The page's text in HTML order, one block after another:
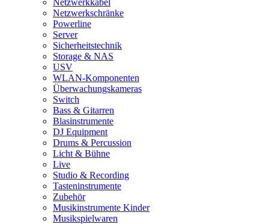
Netzwerkkabel
Netzwerkschränke
Powerline
Server
Sicherheitstechnik
Storage & NAS
USV
WLAN-Komponenten
Überwachungskameras
Switch
Bass & Gitarren
Blasinstrumente
DJ Equipment
Drums & Percussion
Licht & Bühne
Live
Studio & Recording
Tasteninstrumente
Zubehör
Musikinstrumente Kinder
Musikspielwaren